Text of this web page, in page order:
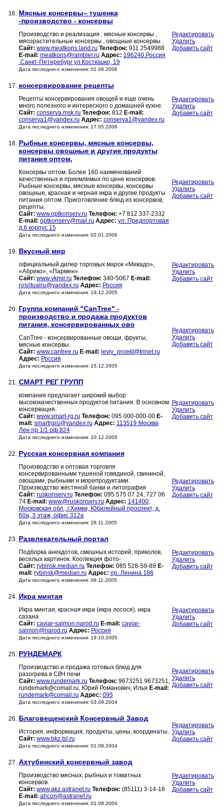
16. Мясные консервы– тушенка
-производство - консервы
Производство и реализация : мясные консервы ,
мясорастительные консервы , овощные консервы .
Сайт: www.meatkons.land.ru Телефон: 911 2549988
E-mail: meatkons@rambler.ru Адрес: 196240.Россия
.Санкт-Петеребург ул.Костюшко, 19
Дата последнего изменения: 01.06.2006
Редактировать
Удалить
Добавить сайт
17. консервирование рецепты
Рецепты консервирования овощей и еще очень
много полезного и интересного о домашней кухне.
Сайт: conserva.msk.ru Телефон: 812 E-mail:
conserva1@yandex.ru Адрес: conserva1@yandex.ru
Дата последнего изменения: 17.05.2006
Редактировать
Удалить
Добавить сайт
18. Рыбные консервы, мясные консервы,
консервы овощные и другие продукты
питания оптом.
Консервы оптом. Более 160 наименований
качественных и приемлемых по цене консервов.
Рыбные консервы, мясные консервы, консервы
овощные, красная и черная икра и другие продукты
питания оптом. Приготовление блюд из консервов,
рецепты.
Сайт: www.optkonserv.ru Телефон: +7 812 337-2332
E-mail: optkonserv@mail.ru Адрес: ул. Предпортовая
д.6 корпус 15
Дата последнего изменения: 02.01.2006
Редактировать
Удалить
Добавить сайт
19. Вкусный мир
официальный дилер торговых марок «Микадо»,
«Абрико», «Пармен»
Сайт: www.vkmir.ru Телефон: 340-5067 E-mail:
rosritualru@yandex.ru Адрес: Россия
Дата последнего изменения: 19.12.2005
Редактировать
Удалить
Добавить сайт
20. Группа компаний "CanTree" -
производство и продажа продуктов
питания, консервированных ово
CanTree - консервированные овощи, фрукты,
мясные консервы.
Сайт: www.cantree.ru E-mail: leviy_proekt@trinet.ru
Адрес: Россия
Дата последнего изменения: 15.12.2005
Редактировать
Удалить
Добавить сайт
21. СМАРТ РЕГ ГРУПП
компания предлагает широкий выбор
высококачественных продуктов питания. В основном
консервация.
Сайт: www.smart-rg.ru Телефон: 095 000-000-00 E-
mail: smartrgru@yandex.ru Адрес: 113519 Москва
Лен пр 1/1 оф 824
Дата последнего изменения: 10.12.2005
Редактировать
Удалить
Добавить сайт
22. Русская консервная компания
Производство и оптовая торговля
консервированными тушеной говядиной, свининой,
овощами, рыбными и морепродуктами.
Производство жестяной банки и литография
Сайт: ruskonserv.ru Телефон: 095 575 07 24, 727 06
74 E-mail: www@ruskonserv.ru Адрес: 141400,
Московская обл., г.Химки, Юбилейный проспект, д.
60а, 3 этаж, офис 312а
Дата последнего изменения: 28.11.2005
Редактировать
Удалить
Добавить сайт
23. Развлекательный портал
Подборка анекдотов, смешных историй, приколов,
веселых картинок. Коолекция фото-
Сайт: rybinsk.median.ru Телефон: 085 528-59-89 E-
mail: rybinsk@median.ru Адрес: пр. Ленина 186
Дата последнего изменения: 09.11.2005
Редактировать
Удалить
Добавить сайт
24. Икра минтая
Икра минтая, красная икра (икра лосося), икра
сазана
Сайт: caviar-salmon.narod.ru E-mail: caviar-
salmon@narod.ru Адрес: Россия
Дата последнего изменения: 19.10.2005
Редактировать
Удалить
Добавить сайт
25. РУНДЕМАРК
Производство и продажа готовых блюд для
разогрева в СВЧ печи
Сайт: www.rundemark.ru Телефон: 9673251 9673251,
rundemark@comail.ru, Юрий Романович, Илья E-mail:
rundemark@comail.ru Адрес: 095
Дата последнего изменения: 03.09.2004
Редактировать
Удалить
Добавить сайт
26. Благовещенский Консервный Завод
История, информация, продукты, цены, координаты.
Сайт: www.bkz.tsl.ru
Дата последнего изменения: 01.08.2004
Редактировать
Удалить
Добавить сайт
27. Ахтубинский консервный завод
Производство мясных, рыбных и томатных
консервов.
Сайт: www.akz.astranet.ru Телефон: (85111) 3-14-16
E-mail: ahcon@astranet.ru
Дата последнего изменения: 01.08.2004
Редактировать
Удалить
Добавить сайт